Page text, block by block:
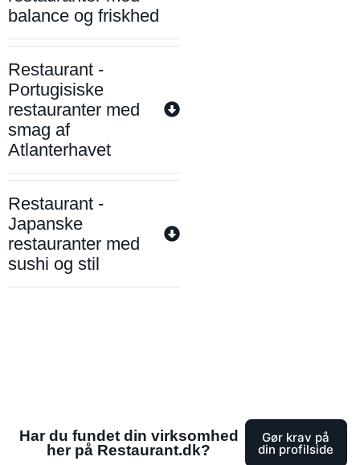
balance og friskhed
Restaurant -
Portugisiske
restauranter med
smag af
Atlanterhavet
Restaurant -
Japanske
restauranter med
sushi og stil
Har du fundet din virksomhed
her på Restaurant.dk?
Gør krav på
din profilside